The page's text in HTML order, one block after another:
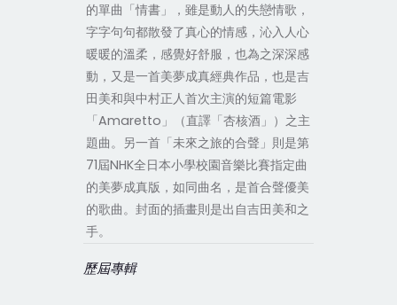
的單曲「情書」，雖是動人的失戀情歌，
字字句句都散發了真心的情感，沁入人心
暖暖的溫柔，感覺好舒服，也為之深深感
動，又是一首美夢成真經典作品，也是吉
田美和與中村正人首次主演的短篇電影
「Amaretto」（直譯「杏核酒」）之主
題曲。另一首「未來之旅的合聲」則是第
71屆NHK全日本小學校園音樂比賽指定曲
的美夢成真版，如同曲名，是首合聲優美
的歌曲。封面的插畫則是出自吉田美和之
手。
歷屆專輯